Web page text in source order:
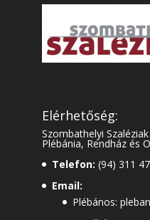
Elérhetőség:
Szombathelyi Szaléziak
Plébánia, Rendház és
Telefon: (94) 311
Email:
Plébános: